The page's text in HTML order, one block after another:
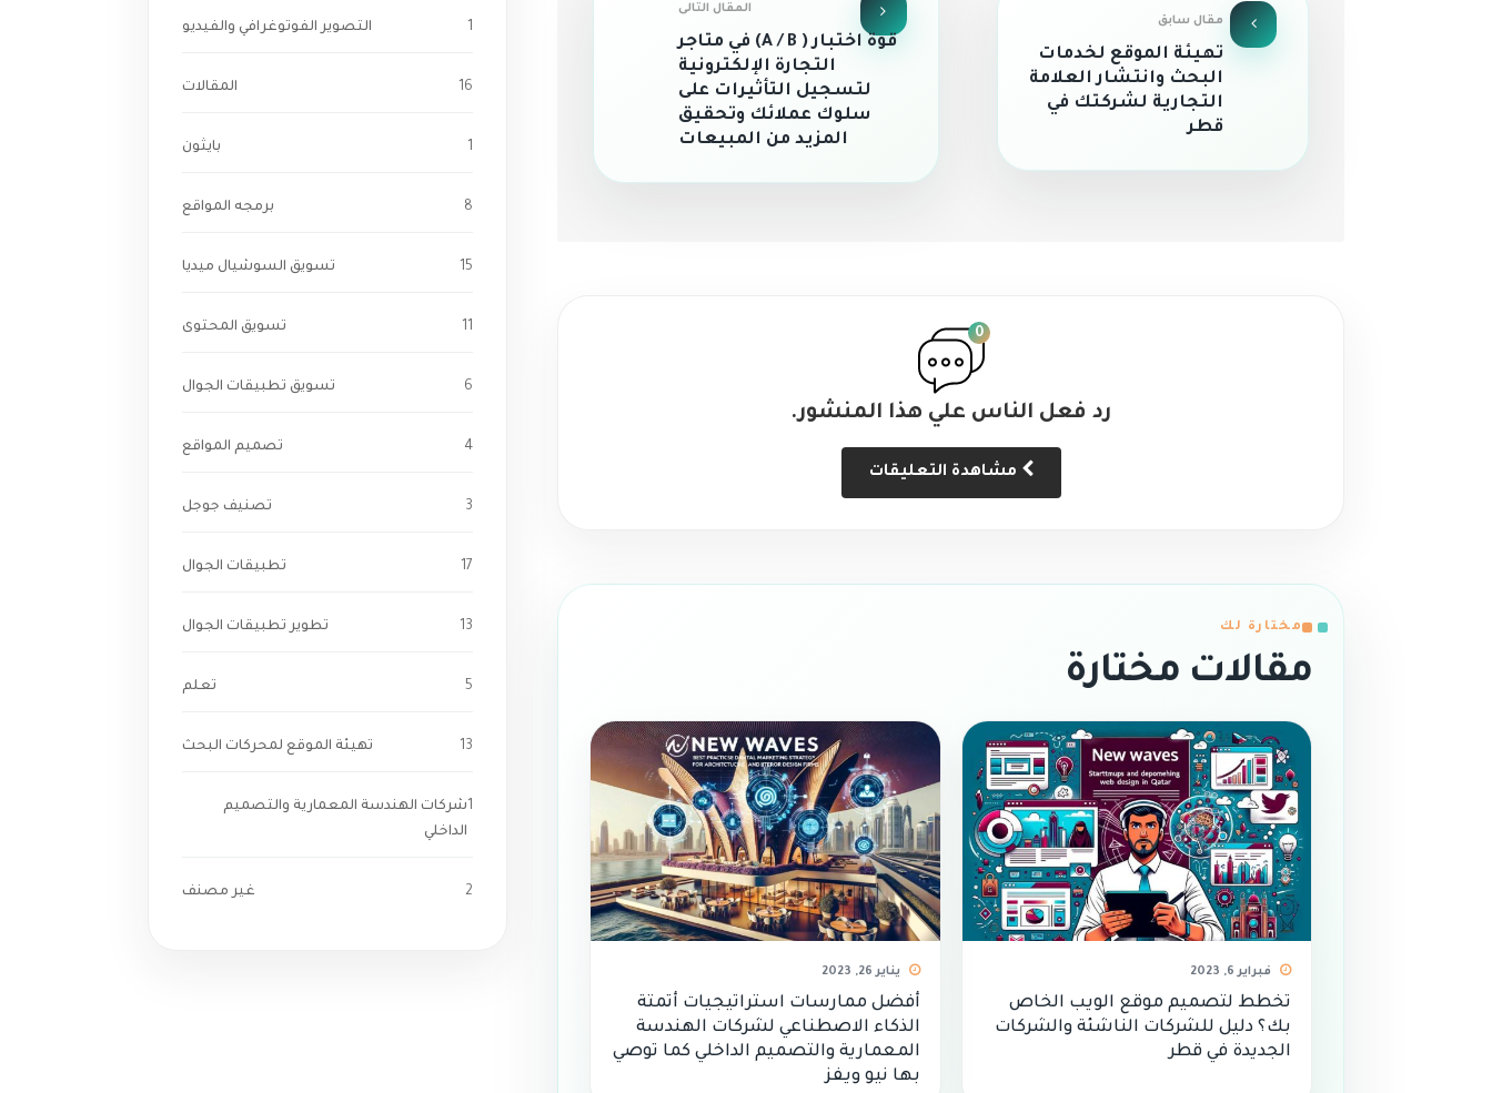
مقال سابق
تهيئة الموقع لخدمات
البحث وانتشار العلامة
التجارية لشركتك في
قطر
المقال التالى
قوة اختبار ( A / B) في متاجر
التجارة الإلكترونية
لتسجيل التأثيرات على
سلوك عملائك وتحقيق
المزيد من المبيعات
0
رد فعل الناس علي هذا المنشور.
مختارة لك
مقالات مختارة
فبراير 6, 2023
تخطط لتصميم موقع الويب الخاص
بك؟ دليل للشركات الناشئة والشركات
الجديدة في قطر
يناير 26, 2023
أفضل ممارسات استراتيجيات أتمتة
الذكاء الاصطناعي لشركات الهندسة
المعمارية والتصميم الداخلي كما توصي
بها نيو ويفز
التصوير الفوتوغرافي والفيديو 1
المقالات 16
بايثون 1
برمجه المواقع 8
تسويق السوشيال ميديا 15
تسويق المحتوى 11
تسويق تطبيقات الجوال 6
تصميم المواقع 4
تصنيف جوجل 3
تطبيقات الجوال 17
تطوير تطبيقات الجوال 13
تعلم 5
تهيئة الموقع لمحركات البحث 13
شركات الهندسة المعمارية والتصميم
الداخلي
1
غير مصنف 2